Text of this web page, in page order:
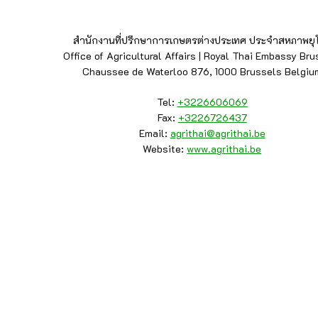
สำนักงานที่ปรึกษาการเกษตรต่างประเทศ ประจำสหภาพยุ
Office of Agricultural Affairs | Royal Thai Embassy
Chaussee de Waterloo 876, 1000 Brussels
Tel: +3226606069
Fax: +3226726437
Email: agrithai@agrithai.be
Website:www.agrithai.be